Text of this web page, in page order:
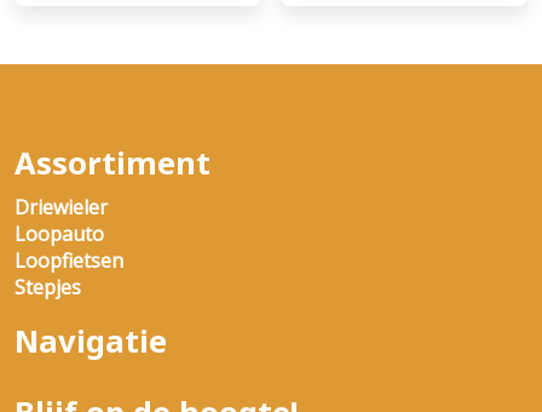
Assortiment
Driewieler
Loopauto
Loopfietsen
Stepjes
Navigatie